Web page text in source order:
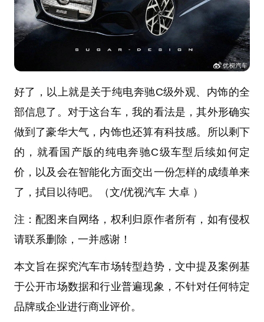
好了，以上就是关于纯电奔驰C级外观、内饰的全
部信息了。对于这台车，我的看法是，其外形确实
做到了豪华大气，内饰也还算有科技感。所以剩下
的，就看国产版的纯电奔驰C级车型后续如何定
价，以及会在智能化方面交出一份怎样的成绩单来
了，拭目以待吧。（文/优视汽车 大卓 ）
注：配图来自网络，权利归原作者所有，如有侵权
请联系删除，一并感谢！
本文旨在探究汽车市场转型趋势，文中提及案例基
于公开市场数据和行业普遍现象，不针对任何特定
品牌或企业进行商业评价。